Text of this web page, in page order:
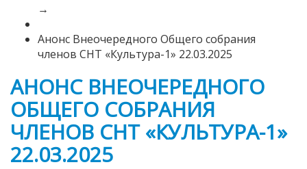
→
Анонс Внеочередного Общего собрания
членов СНТ «Культура-1» 22.03.2025
АНОНС ВНЕОЧЕРЕДНОГО
ОБЩЕГО СОБРАНИЯ
ЧЛЕНОВ СНТ «КУЛЬТУРА-1»
22.03.2025